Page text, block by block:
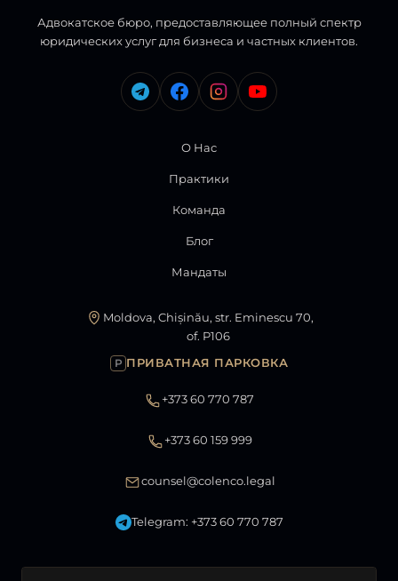
Адвокатское бюро, предоставляющее полный спектр
юридических услуг для бизнеса и частных клиентов.
О Нас
Практики
Команда
Блог
Мандаты
Moldova, Chișinău, str. Eminescu 70,
of. P106
P ПРИВАТНАЯ ПАРКОВКА
+373 60 770 787
+373 60 159 999
counsel@colenco.legal
Telegram: +373 60 770 787